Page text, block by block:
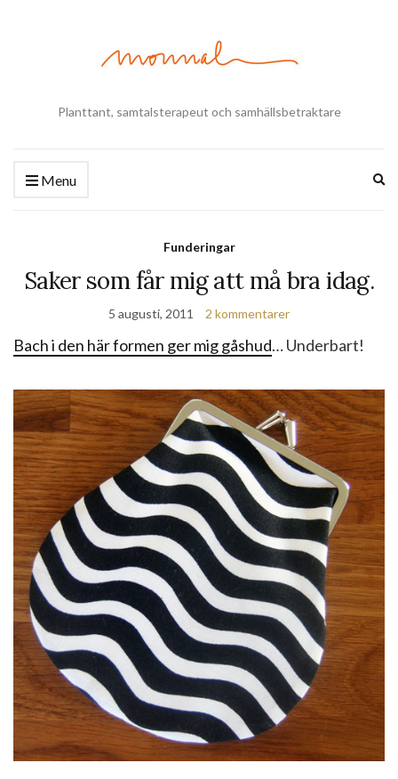
Planttant, samtalsterapeut och samhällsbetraktare
Menu
Funderingar
Saker som får mig att må bra idag.
5 augusti, 2011 2 kommentarer
Bach i den här formen ger mig gåshud… Underbart!